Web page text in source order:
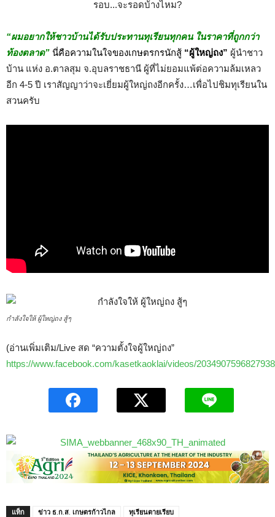
“ผมอยากให้ชาวบ้านได้รับประทานทุเรียนทุกคน ในราคาที่ถูกกว่า
ท้องตลาด” นี่คือความในใจของเกษตรกรนักสู้ “ผู้ใหญ่ถง” ผู้นำชาว
บ้าน แห่ง อ.ตาลสุม จ.อุบลราชธานี ผู้ที่ไม่ยอมแพ้ต่อความล้มเหลว
อีก 4-5 ปี เราสัญญาว่าจะเยี่ยมผู้ใหญ่ถงอีกครั้ง…เพื่อไปชิมทุเรียนใน
สวนครับ
กำลังใจให้ ผู้ใหญ่ถง สู้ๆ
(อ่านเพิ่มเติม/Live สด “ความตั้งใจผู้ใหญ่ถง”
https://www.facebook.com/kasetkaoklai/videos/
แท็ก ข่าว ธ.ก.ส. เกษตรก้าวไกล
ทุเรียนตายเรียบ